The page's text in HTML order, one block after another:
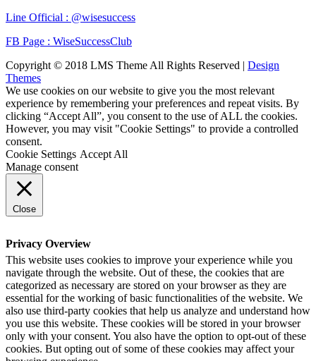
Line Official : @wisesuccess
FB Page : WiseSuccessClub
Copyright © 2018 LMS Theme All Rights Reserved | Design
Themes
We use cookies on our website to give you the most relevant
experience by remembering your preferences and repeat visits. By
clicking “Accept All”, you consent to the use of ALL the cookies.
However, you may visit "Cookie Settings" to provide a controlled
consent.
Cookie Settings Accept All
Manage consent
Close
Privacy Overview
This website uses cookies to improve your experience while you
navigate through the website. Out of these, the cookies that are
categorized as necessary are stored on your browser as they are
essential for the working of basic functionalities of the website. We
also use third-party cookies that help us analyze and understand how
you use this website. These cookies will be stored in your browser
only with your consent. You also have the option to opt-out of these
cookies. But opting out of some of these cookies may affect your